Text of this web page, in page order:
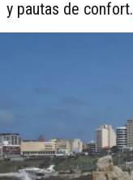
y pautas de confort.